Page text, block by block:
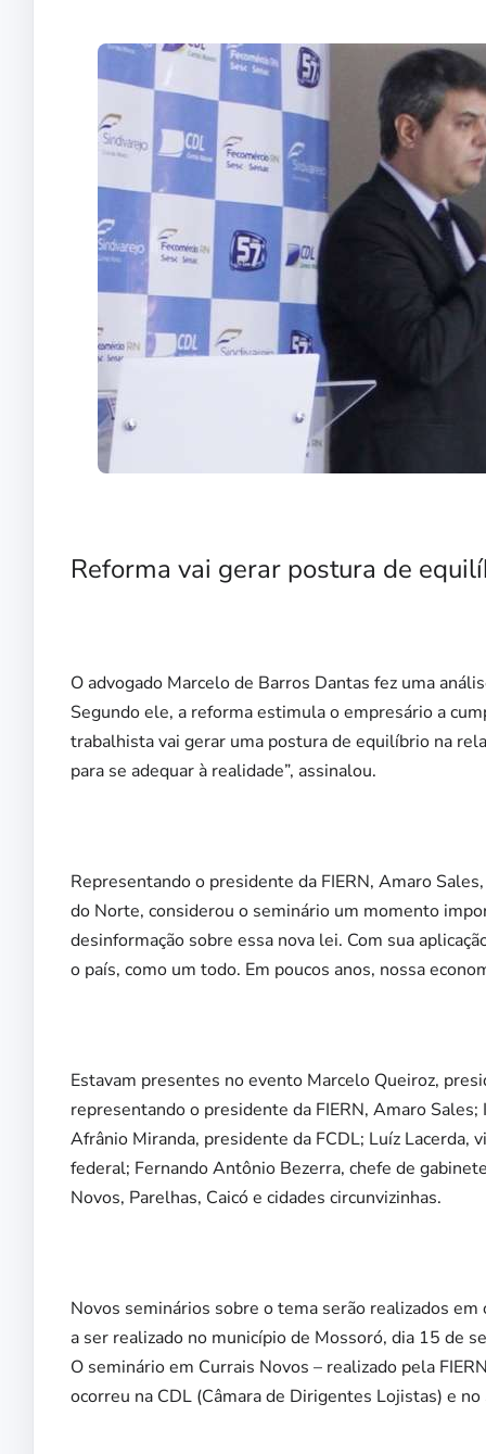
Reforma vai gerar postura de
O advogado Marcelo de Barros Dantas fez uma
Segundo ele, a reforma estimula o empresário a
trabalhista vai gerar uma postura de equilíbrio na
para se adequar à realidade”, assinalou.
Representando o presidente da FIERN, Amaro
do Norte, considerou o seminário um momento
desinformação sobre essa nova lei. Com sua
o país, como um todo. Em poucos anos, nossa
Estavam presentes no evento Marcelo Queiroz,
representando o presidente da FIERN, Amaro
Afrânio Miranda, presidente da FCDL; Luíz
federal; Fernando Antônio Bezerra, chefe de
Novos, Parelhas, Caicó e cidades circunvizinhas.
Novos seminários sobre o tema serão realizados
a ser realizado no município de Mossoró, dia 15 de
O seminário em Currais Novos – realizado pela
ocorreu na CDL (Câmara de Dirigentes Lojistas) e